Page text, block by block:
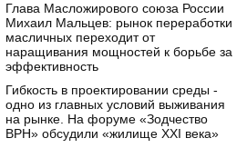
Глава Масложирового союза России
Михаил Мальцев: рынок переработки
масличных переходит от
наращивания мощностей к борьбе за
эффективность
Гибкость в проектировании среды -
одно из главных условий выживания
на рынке. На форуме «Зодчество
ВРН» обсудили «жилище XXI века»